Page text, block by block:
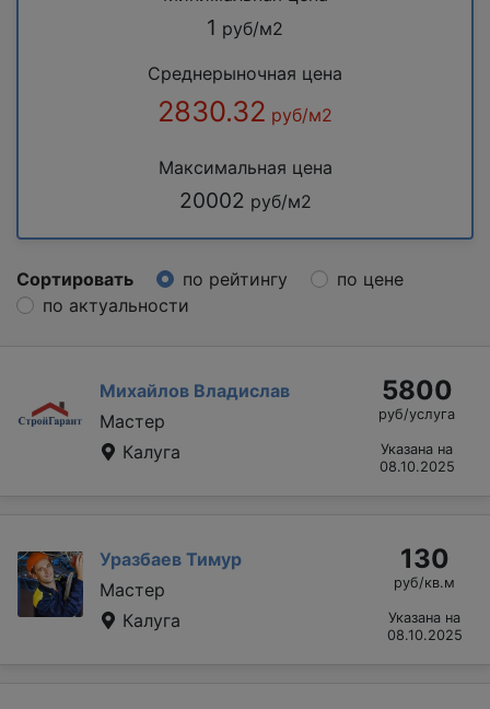
1 руб/м2
Среднерыночная цена
2830.32 руб/м2
Максимальная цена
20002 руб/м2
Сортировать по рейтингу
по цене
по актуальности
Михайлов Владислав
Мастер
Калуга
5800
руб/услуга
Указана на
08.10.2025
Уразбаев Тимур
Мастер
Калуга
130
руб/кв.м
Указана на
08.10.2025